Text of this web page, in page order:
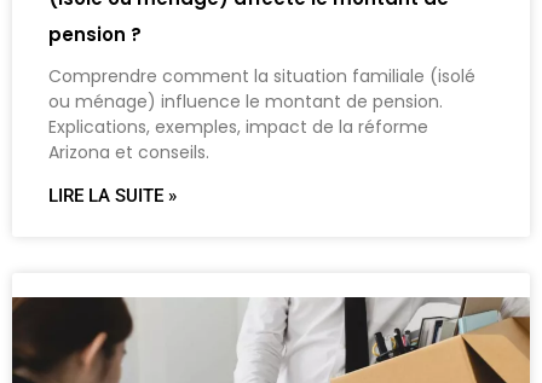
pension ?
Comprendre comment la situation familiale (isolé
ou ménage) influence le montant de pension.
Explications, exemples, impact de la réforme
Arizona et conseils.
LIRE LA SUITE »